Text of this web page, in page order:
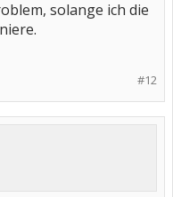
solange ich die
#12